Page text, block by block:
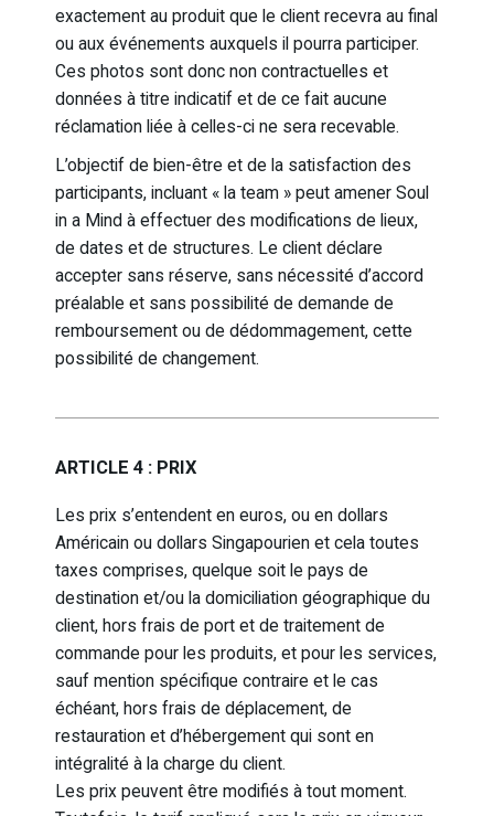
exactement au produit que le client recevra au final
ou aux événements auxquels il pourra participer.
Ces photos sont donc non contractuelles et
données à titre indicatif et de ce fait aucune
réclamation liée à celles-ci ne sera recevable.
L’objectif de bien-être et de la satisfaction des
participants, incluant « la team » peut amener Soul
in a Mind à effectuer des modifications de lieux,
de dates et de structures. Le client déclare
accepter sans réserve, sans nécessité d’accord
préalable et sans possibilité de demande de
remboursement ou de dédommagement, cette
possibilité de changement.
ARTICLE 4 : PRIX
Les prix s’entendent en euros, ou en dollars
Américain ou dollars Singapourien et cela toutes
taxes comprises, quelque soit le pays de
destination et/ou la domiciliation géographique du
client, hors frais de port et de traitement de
commande pour les produits, et pour les services,
sauf mention spécifique contraire et le cas
échéant, hors frais de déplacement, de
restauration et d’hébergement qui sont en
intégralité à la charge du client.
Les prix peuvent être modifiés à tout moment.